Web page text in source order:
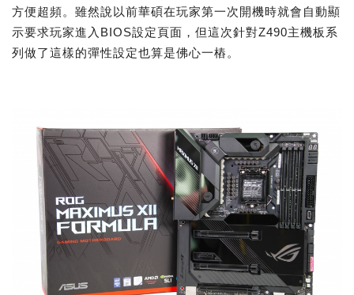
方便超頻。雖然說以前華碩在玩家第一次開機時就會自動顯
示要求玩家進入BIOS設定頁面，但這次針對Z490主機板系
列做了這樣的彈性設定也算是佛心一樁。